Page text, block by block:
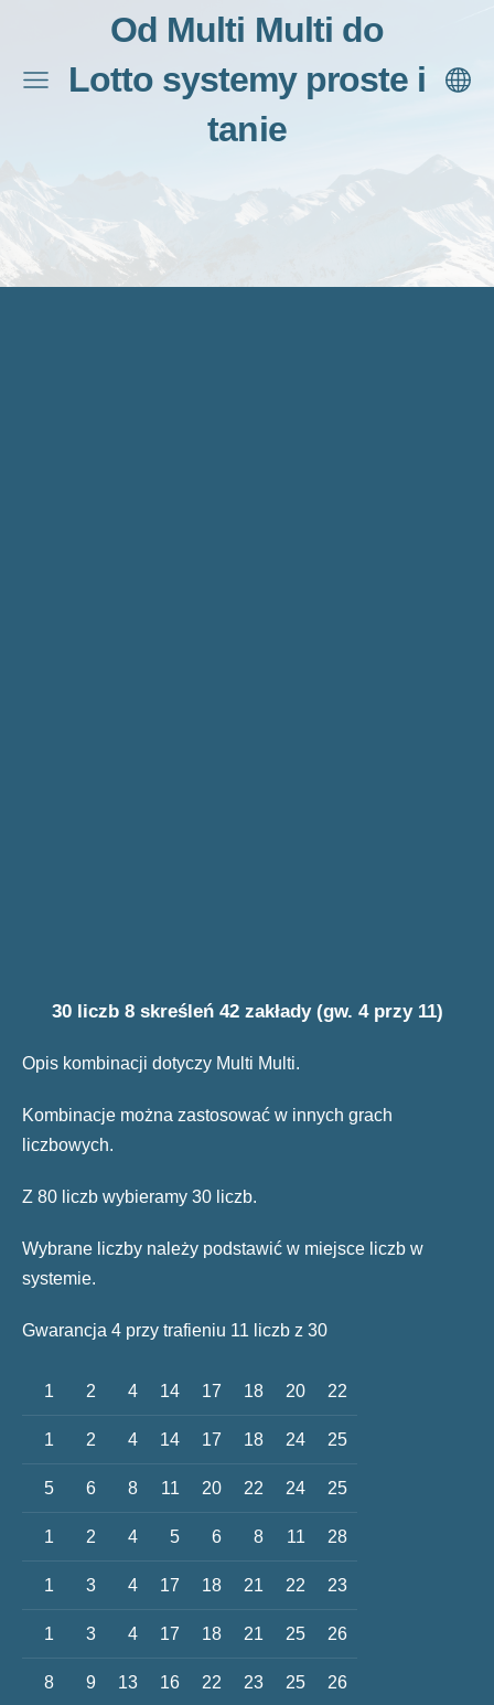
Od Multi Multi do
Lotto systemy proste i
tanie
30 liczb 8 skreśleń 42 zakłady (gw. 4 przy 11)
Opis kombinacji dotyczy Multi Multi.
Kombinacje można zastosować w innych grach
liczbowych.
Z 80 liczb wybieramy 30 liczb.
Wybrane liczby należy podstawić w miejsce liczb w
systemie.
Gwarancja 4 przy trafieniu 11 liczb z 30
1 2 4 14 17 18 20 22
1 2 4 14 17 18 24 25
5 6 8 11 20 22 24 25
1 2 4 5 6 8 11 28
1 3 4 17 18 21 22 23
1 3 4 17 18 21 25 26
8 9 13 16 22 23 25 26